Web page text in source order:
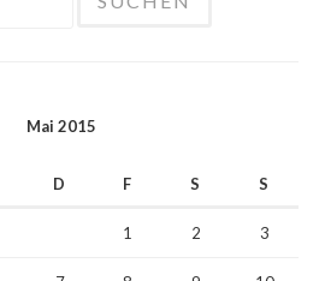
Mai 2015
D F S S
1 2 3